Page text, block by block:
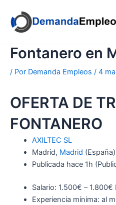
contenido
Fontanero en
/ Por Demanda Empleos / 4
OFERTA DE
FONTANERO
AXILTEC SL
Madrid, Madrid (España)
Publicada hace 1h
Salario: 1.500€ – 1.800€
Experiencia mínima: al